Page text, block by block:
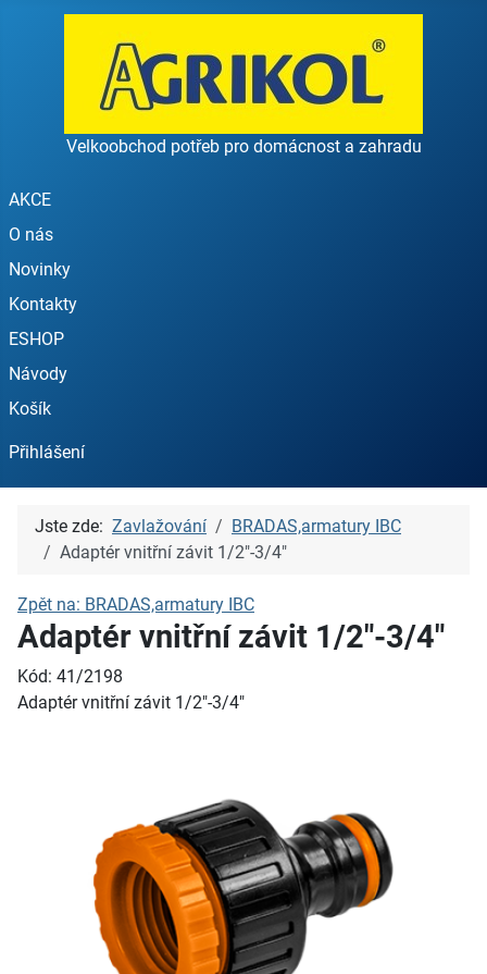
Velkoobchod potřeb pro domácnost a zahradu
AKCE
O nás
Novinky
Kontakty
ESHOP
Návody
Košík
Přihlášení
Jste zde: Zavlažování
BRADAS,armatury IBC
Adaptér vnitřní závit 1/2"-3/4"
Zpět na: BRADAS,armatury IBC
Adaptér vnitřní závit 1/2"-3/4"
Kód: 41/2198
Adaptér vnitřní závit 1/2"-3/4"